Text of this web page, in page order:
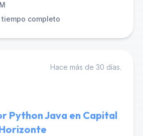
tiempo completo
Hace más de 30 días.
Python Java en Capital